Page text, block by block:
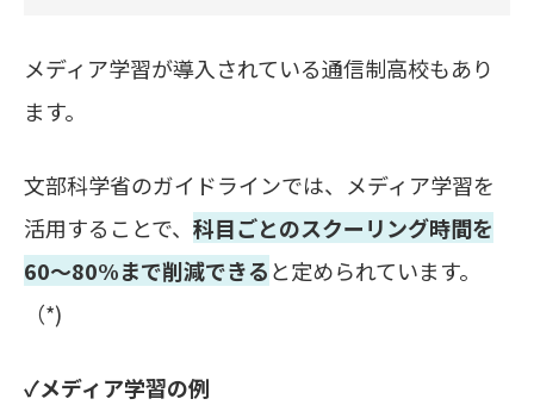
メディア学習が導入されている通信制高校もあり
ます。
文部科学省のガイドラインでは、メディア学習を
活用することで、 科目ごとのスクーリング時間を
60～80%まで削減できると定められています。
（*)
✓メディア学習の例